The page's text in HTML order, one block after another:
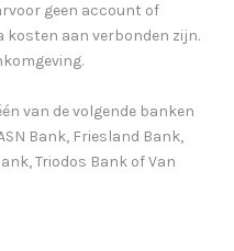
geen account of
kosten aan verbonden zijn.
van de volgende banken
Bank, Friesland Bank,
Triodos Bank of Van